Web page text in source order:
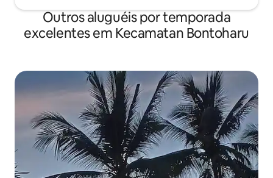
Outros aluguéis por temporada
excelentes em Kecamatan Bontoharu